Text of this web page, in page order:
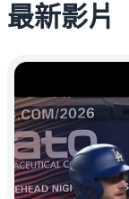
最新影片